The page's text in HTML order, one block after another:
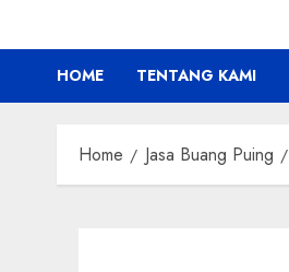
HOME TENTANG KAMI
Home Jasa Buang Puing